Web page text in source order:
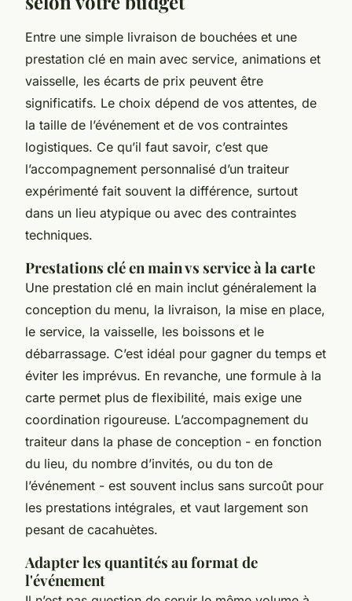
Entre une simple livraison de bouchées et une
prestation clé en main avec service, animations et
vaisselle, les écarts de prix peuvent être
significatifs. Le choix dépend de vos attentes, de
la taille de l’événement et de vos contraintes
logistiques. Ce qu’il faut savoir, c’est que
l’accompagnement personnalisé d’un traiteur
expérimenté fait souvent la différence, surtout
dans un lieu atypique ou avec des contraintes
techniques.
Prestations clé en main vs service à la carte
Une prestation clé en main inclut généralement la
conception du menu, la livraison, la mise en place,
le service, la vaisselle, les boissons et le
débarrassage. C’est idéal pour gagner du temps et
éviter les imprévus. En revanche, une formule à la
carte permet plus de flexibilité, mais exige une
coordination rigoureuse. L’accompagnement du
traiteur dans la phase de conception - en fonction
du lieu, du nombre d’invités, ou du ton de
l’événement - est souvent inclus sans surcoût pour
les prestations intégrales, et vaut largement son
pesant de cacahuètes.
Adapter les quantités au format de
l'événement